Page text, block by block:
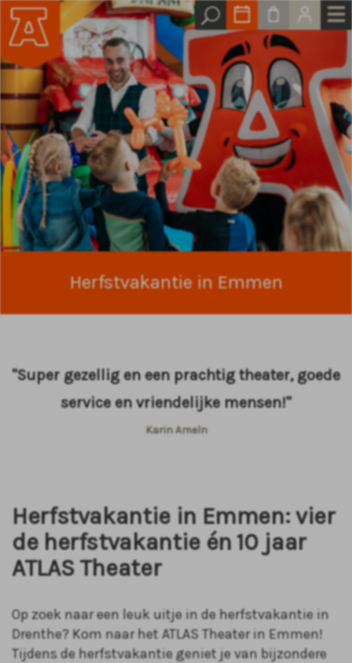
Herfstvakantie in Emmen
"Super gezellig en een prachtig theater, goede
service en vriendelijke mensen!"
Karin Ameln
Herfstvakantie in Emmen: vier
de herfstvakantie én 10 jaar
ATLAS Theater
Op zoek naar een leuk uitje in de herfstvakantie in
Drenthe? Kom naar het ATLAS Theater in Emmen!
Tijdens de herfstvakantie geniet je van bijzondere